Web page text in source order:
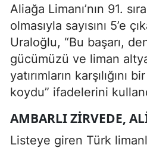
Aliağa Limanı’nın 91.
olmasıyla sayısını 5’e
Uraloğlu, “Bu başarı,
gücümüzü ve liman
yatırımların karşılığını
koydu” ifadelerini
AMBARLI ZIRVEDE,
Listeye giren Türk